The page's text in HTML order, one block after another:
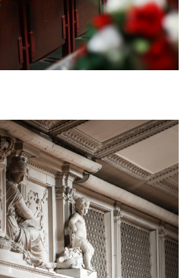
: 1 Décembre 2020
téléchargé sur le site officiel
triomphedelart.org
les candidats doivent
candidat
et la/les catégorie(s) du concours.
les noms des deux candidats